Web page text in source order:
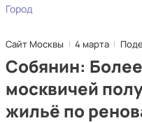
Город
Сайт Москвы 4 марта
Собянин:
москвичей
жильё по